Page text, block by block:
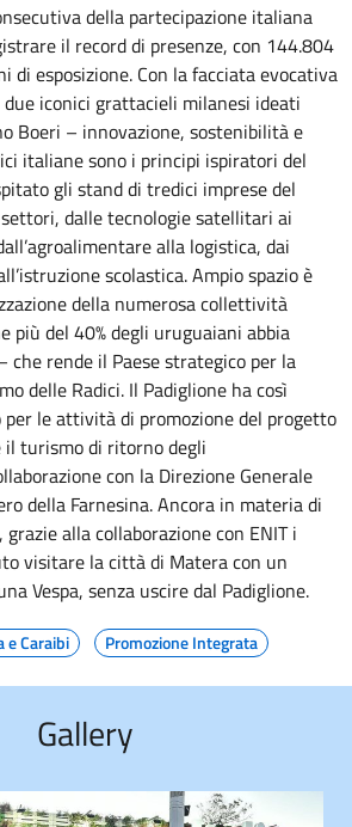
della partecipazione italiana
il record di presenze, con 144.804
esposizione. Con la facciata evocativa
iconici grattacieli milanesi ideati
Boeri – innovazione, sostenibilità e
italiane sono i principi ispiratori del
gli stand di tredici imprese del
dalle tecnologie satellitari ai
alla logistica, dai
scolastica. Ampio spazio è
della numerosa collettività
più del 40% degli uruguaiani abbia
che rende il Paese strategico per la
delle Radici. Il Padiglione ha così
le attività di promozione del progetto
il turismo di ritorno degli
con la Direzione Generale
della Farnesina. Ancora in materia di
alla collaborazione con ENIT i
visitare la città di Matera con un
Vespa, senza uscire dal Padiglione.
e Caraibi Promozione Integrata
Gallery